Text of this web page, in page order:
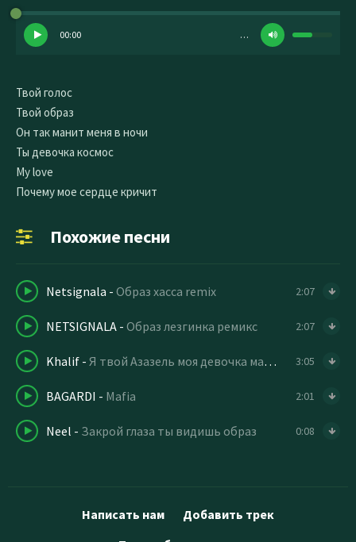
00:00 …
Твой голос
Твой образ
Он так манит меня в ночи
Ты девочка космос
Му love
Почему мое сердце кричит
Похожие песни
Netsignala - Образ хасса remix 2:07
NETSIGNALA - Образ лезгинка ремикс 2:07
Khalif - Я твой Азазель моя девочка мадемуазель джа 3:05
BAGARDI - Mafia 2:01
Neel - Закрой глаза ты видишь образ 0:08
Написать нам
Добавить трек